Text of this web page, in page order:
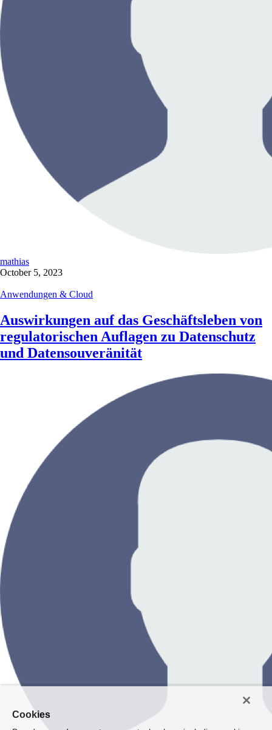
mathias
October 5, 2023
Anwendungen & Cloud
Auswirkungen auf das Geschäftsleben von
regulatorischen Auflagen zu Datenschutz
und Datensouveränität
Cookies